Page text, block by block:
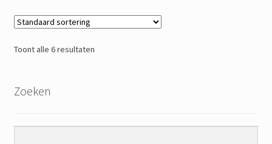
Toont alle 6 resultaten
Zoeken